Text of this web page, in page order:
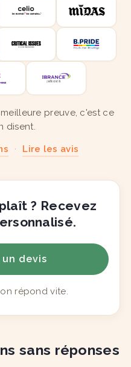
preuve, c'est ce
disent.
· Lire les avis
? Recevez
un devis
on répond vite.
sans réponses